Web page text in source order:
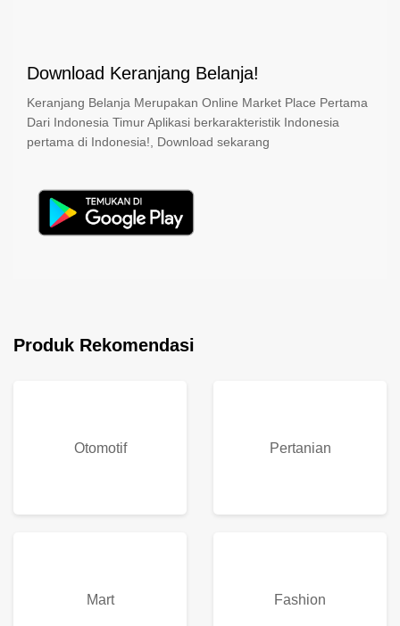
Download Keranjang Belanja!
Keranjang Belanja Merupakan Online Market Place Pertama
Dari Indonesia Timur Aplikasi berkarakteristik Indonesia
pertama di Indonesia!, Download sekarang
Produk Rekomendasi
Otomotif Pertanian
Mart Fashion